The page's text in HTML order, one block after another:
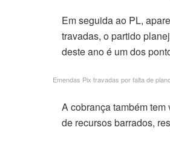
Em seguida ao PL,
travadas, o partido
deste ano é um dos
Emendas Pix travadas por falta de
A cobrança também
de recursos barrados,